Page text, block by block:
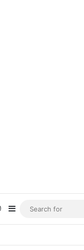
Log InSidebar